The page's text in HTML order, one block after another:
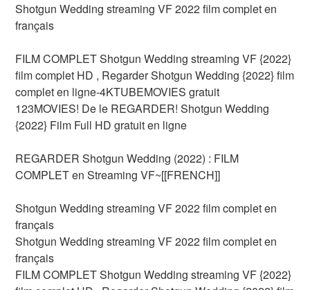
Shotgun Wedding streaming VF 2022 film complet en
français
FILM COMPLET Shotgun Wedding streaming VF {2022}
film complet HD , Regarder Shotgun Wedding {2022} film
complet en ligne-4KTUBEMOVIES gratuit
123MOVIES! De le REGARDER! Shotgun Wedding
{2022} Film Full HD gratuit en ligne
REGARDER Shotgun Wedding (2022) : FILM
COMPLET en Streaming VF~[[FRENCH]]
Shotgun Wedding streaming VF 2022 film complet en
français
Shotgun Wedding streaming VF 2022 film complet en
français
FILM COMPLET Shotgun Wedding streaming VF {2022}